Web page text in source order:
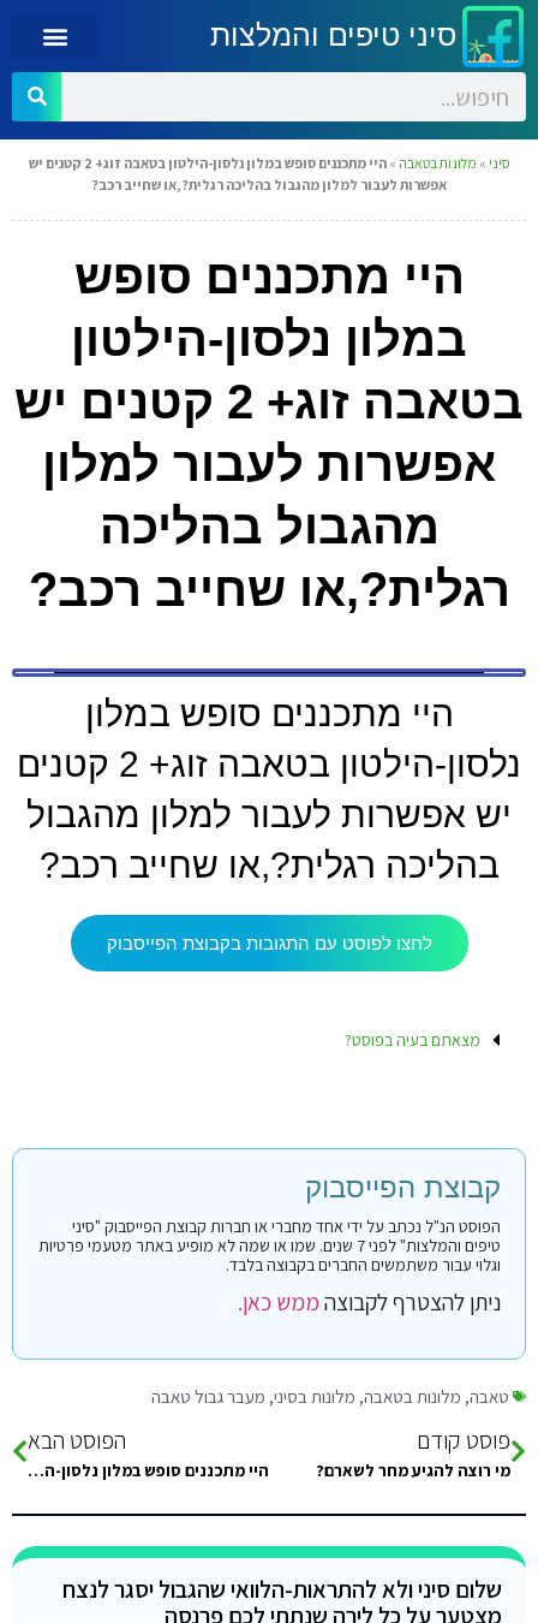
סיני טיפים והמלצות
סיני » מלונות בטאבה »
היי מתכננים סופש במלון נלסון-הילטון בטאבה זוג+ 2 קטנים יש
אפשרות לעבור למלון מהגבול בהליכה רגלית?,או שחייב רכב?
היי מתכננים סופש
במלון נלסון-הילטון
בטאבה זוג+ 2 קטנים יש
אפשרות לעבור למלון
מהגבול בהליכה
רגלית?,או שחייב רכב?
היי מתכננים סופש במלון
נלסון-הילטון בטאבה זוג+ 2 קטנים
יש אפשרות לעבור למלון מהגבול
בהליכה רגלית?,או שחייב רכב?
לחצו לפוסט עם התגובות בקבוצת הפייסבוק
מצאתם בעיה בפוסט?
קבוצת הפייסבוק
הפוסט הנ"ל נכתב על ידי אחד מחברי או חברות קבוצת הפייסבוק "סיני
טיפים והמלצות" לפני 7 שנים. שמו או שמה לא מופיע באתר מטעמי פרטיות
וגלוי עבור משתמשים החברים בקבוצה בלבד.
ניתן להצטרף לקבוצהממש כאן.
טאבה, מלונות בטאבה, מלונות בסיני, מעבר גבול טאבה
פוסט קודם
מי רוצה להגיע מחר לשארם?
הפוסט הבא
היי מתכננים סופש במלון נלסון-הילטון בטאבה זוג+ 2 קטנים יש אפשרות לעבור למלון מהגבול בהליכה רגלית?,או שחייב רכב?
שלום סיני ולא להתראות-הלוואי שהגבול יסגר לנצח
מצטער על כל לירה שנתתי לכם פרנסה